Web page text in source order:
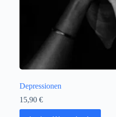
Depressionen
15,90 €